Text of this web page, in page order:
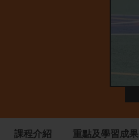
課程介紹 重點及學習成果